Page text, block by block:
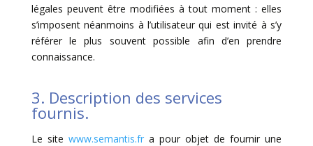
légales peuvent être modifiées à tout moment : elles
s’imposent néanmoins à l’utilisateur qui est invité à s’y
référer le plus souvent possible afin d’en prendre
connaissance.
3. Description des services
fournis.
Le site www.semantis.fra pour objet de fournir une